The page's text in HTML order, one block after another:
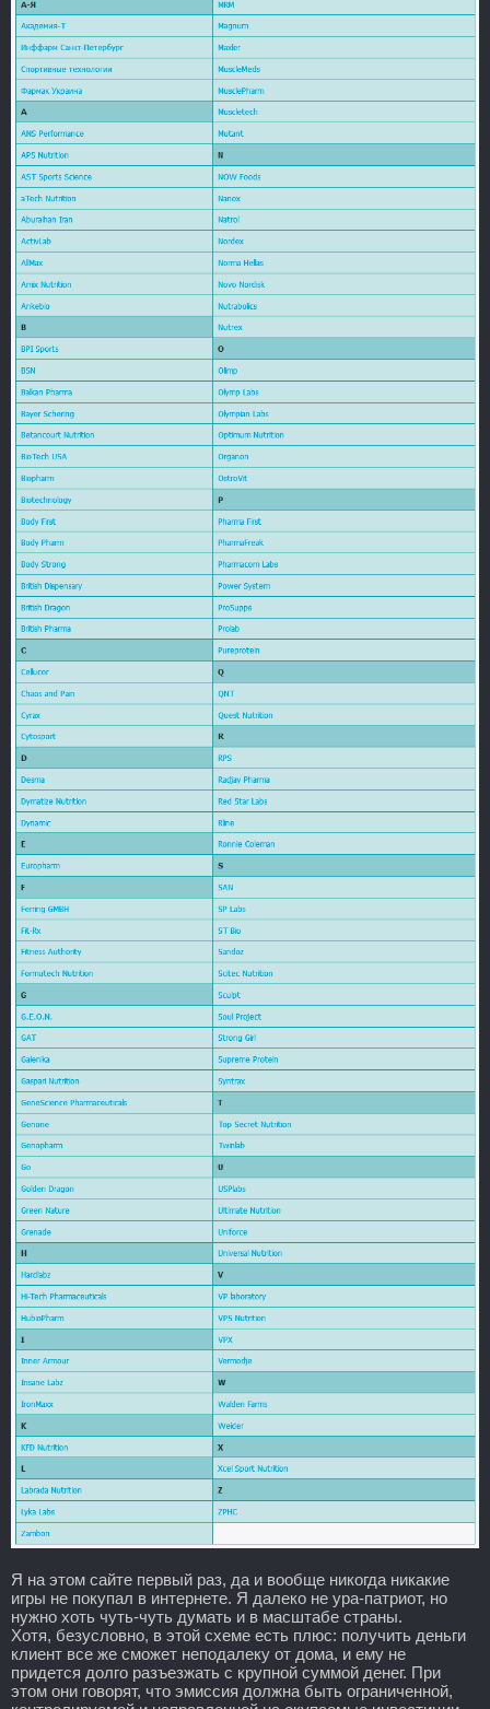
Я на этом сайте первый раз, да и вообще никогда никакие
игры не покупал в интернете. Я далеко не ура-патриот, но
нужно хоть чуть-чуть думать и в масштабе страны.
Хотя, безусловно, в этой схеме есть плюс: получить деньги
клиент все же сможет неподалеку от дома, и ему не
придется долго разъезжать с крупной суммой денег. При
этом они говорят, что эмиссия должна быть ограниченной,